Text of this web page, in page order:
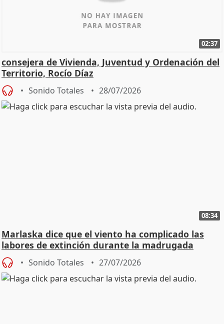
02:37
consejera de Vivienda, Juventud y Ordenación del
Territorio, Rocío Díaz
Sonido Totales 28/07/2026
08:34
Marlaska dice que el viento ha complicado las
labores de extinción durante la madrugada
Sonido Totales 27/07/2026